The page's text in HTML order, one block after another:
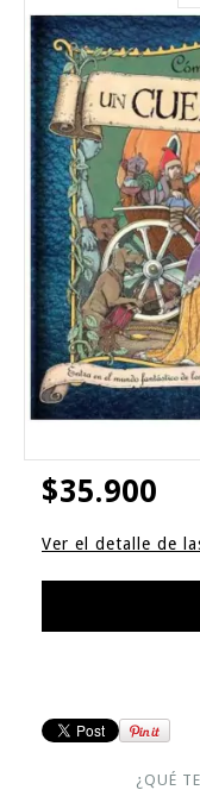
$35.900
Ver el detalle de
¿QUÉ